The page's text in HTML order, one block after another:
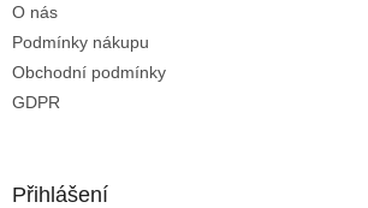
O nás
Podmínky nákupu
Obchodní podmínky
GDPR
Přihlášení